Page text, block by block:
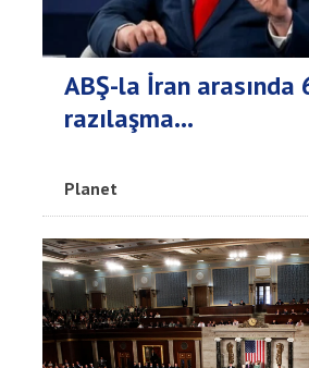
ABŞ-la İran arasında
razılaşma...
Planet